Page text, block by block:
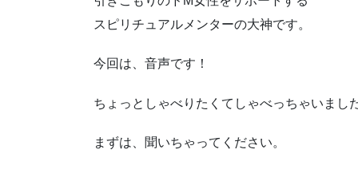
スピリチュアルメンターの大神です。
今回は、音声です！
ちょっとしゃべりたくてしゃべっちゃいまし
まずは、聞いちゃってください。